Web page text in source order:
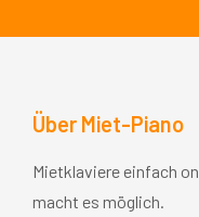
Über Miet-Piano
Mietklaviere einfach
macht es möglich.